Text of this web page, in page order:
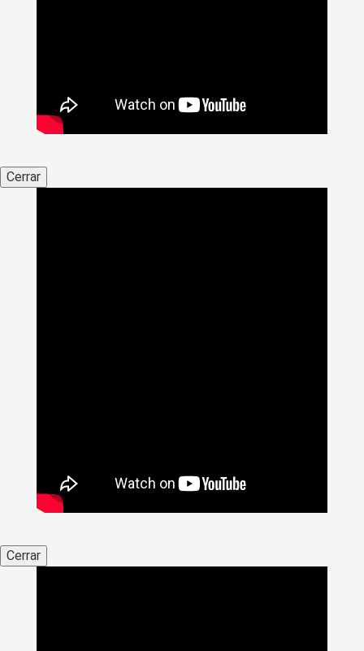
Cerrar
Cerrar